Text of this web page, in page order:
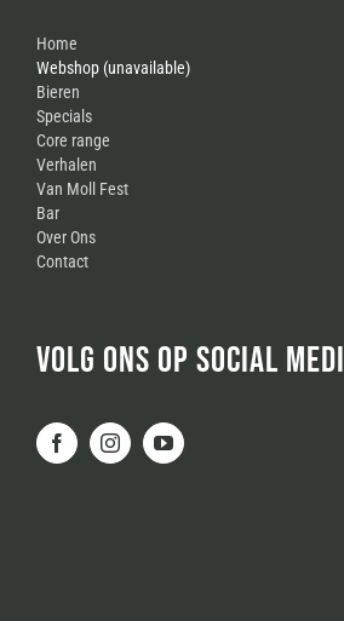
Home
Webshop (unavailable)
Bieren
Specials
Core range
Verhalen
Van Moll Fest
Bar
Over Ons
Contact
VOLG ONS OP SOCIAL